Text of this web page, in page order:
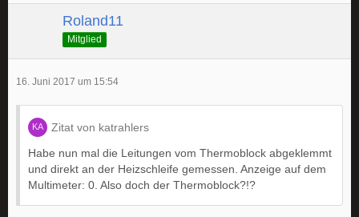
Roland11
Mitglied
16. Juni 2017 um 15:54
Zitat von katrahlers
Habe nun mal die Leitungen vom Thermoblock abgeklemmt
und direkt an der Heizschleife gemessen. Anzeige auf dem
Multimeter: 0. Also doch der Thermoblock?!?